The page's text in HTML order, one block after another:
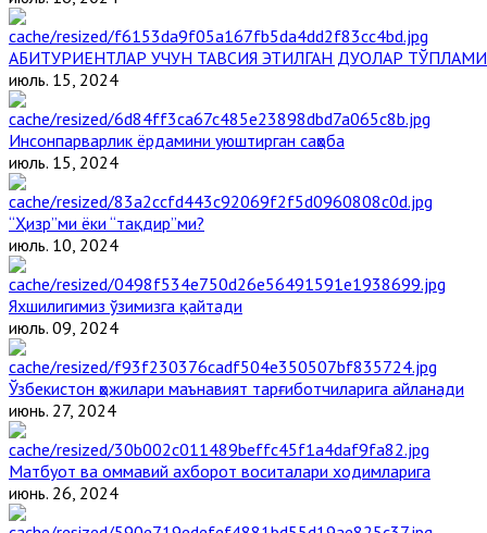
АБИТУРИЕНТЛАР УЧУН ТАВСИЯ ЭТИЛГАН ДУОЛАР ТЎПЛАМИ
июль. 15, 2024
Инсонпарварлик ёрдамини уюштирган саҳоба
июль. 15, 2024
“Ҳизр”ми ёки “тақдир”ми?
июль. 10, 2024
Яхшилигимиз ўзимизга қайтади
июль. 09, 2024
Ўзбекистон ҳожилари маънавият тарғиботчиларига айланади
июнь. 27, 2024
Матбуот ва оммавий ахборот воситалари ходимларига
июнь. 26, 2024